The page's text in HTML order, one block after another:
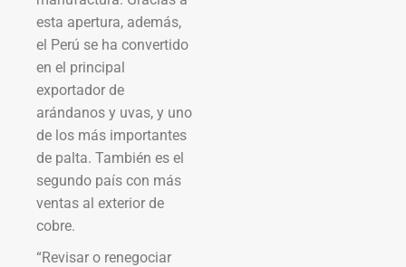
esta apertura, además,
el Perú se ha convertido
en el principal
exportador de
arándanos y uvas, y uno
de los más importantes
de palta. También es el
segundo país con más
ventas al exterior de
cobre.
“Revisar o renegociar